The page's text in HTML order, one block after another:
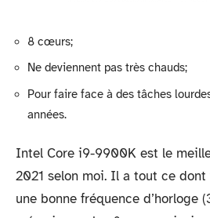
8 cœurs;
Ne deviennent pas très chauds;
Pour faire face à des tâches
années.
Intel Core i9-9900K est le
2021 selon moi. Il a tout ce dont
une bonne fréquence d’horloge